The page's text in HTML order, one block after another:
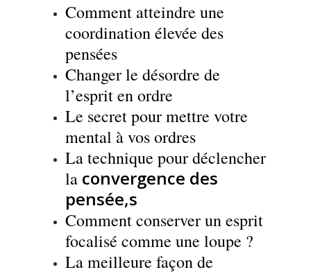
Comment atteindre une
coordination élevée des
pensées
Changer le désordre de
l’esprit en ordre
Le secret pour mettre votre
mental à vos ordres
La technique pour déclencher
la convergence des
pensée,s
Comment conserver un esprit
focalisé comme une loupe ?
La meilleure façon de